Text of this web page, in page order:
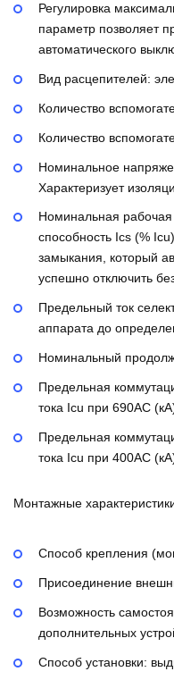
Регулировка
параметр позволяет
автоматического
Вид расцепителей:
Количество
Количество
Номинальное
Характеризует
Номинальная
способность Ics (%
замыкания, который
успешно отключить
Предельный ток
аппарата до
Номинальный
Предельная
тока Icu при 690AC
Предельная
тока Icu при 400АС
Монтажные
Способ крепления
Присоединение
Возможность
дополнительных
Способ установки: